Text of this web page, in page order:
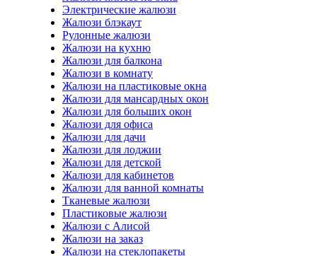
Электрические жалюзи
Жалюзи блэкаут
Рулонные жалюзи
Жалюзи на кухню
Жалюзи для балкона
Жалюзи в комнату
Жалюзи на пластиковые окна
Жалюзи для мансардных окон
Жалюзи для больших окон
Жалюзи для офиса
Жалюзи для дачи
Жалюзи для лоджии
Жалюзи для детской
Жалюзи для кабинетов
Жалюзи для ванной комнаты
Тканевые жалюзи
Пластиковые жалюзи
Жалюзи с Алисой
Жалюзи на заказ
Жалюзи на стеклопакеты